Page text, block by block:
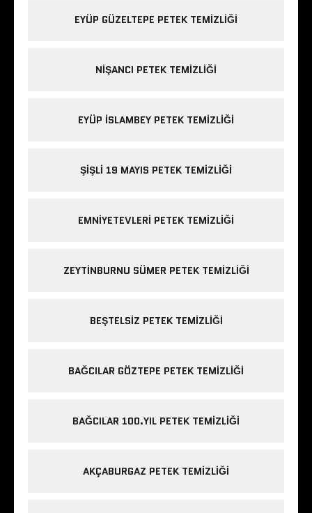
EYÜP GÜZELTEPE PETEK TEMIZLIĞI
NIŞANCI PETEK TEMIZLIĞI
EYÜP ISLAMBEY PETEK TEMIZLIĞI
ŞIŞLI 19 MAYIS PETEK TEMIZLIĞI
EMNIYETEVLERI PETEK TEMIZLIĞI
ZEYTINBURNU SÜMER PETEK TEMIZLIĞI
BEŞTELSIZ PETEK TEMIZLIĞI
BAĞCILAR GÖZTEPE PETEK TEMIZLIĞI
BAĞCILAR 100.YIL PETEK TEMIZLIĞI
AKÇABURGAZ PETEK TEMIZLIĞI